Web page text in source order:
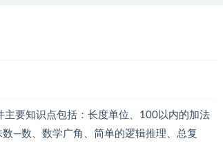
要知识点包括：长度单位、100以内的加法
—数、数学广角、简单的逻辑推理、总复